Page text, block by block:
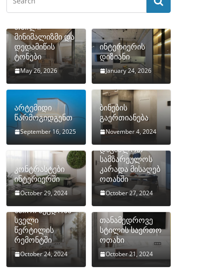
თბილი
მინიმალიზმი და
დედამიწის
ტონები
May 26, 2026
ინტერიერის
დიზიანი
January 24, 2026
არტემიდი
წარმოგიდგენთ
September 16, 2025
ბინების
გაერთიანება
November 4, 2024
კონტრასტები
ინტერიერში
October 29, 2024
როგორ
დავმალოთ
სამზარეულოს
კარადა მისაღებ
ოთახში
October 27, 2024
ხშირი შეცდომა
სველი
წერტილის
რემონტში
October 24, 2024
თანამედროვე
სტილის საერთო
ოთახი
October 21, 2024